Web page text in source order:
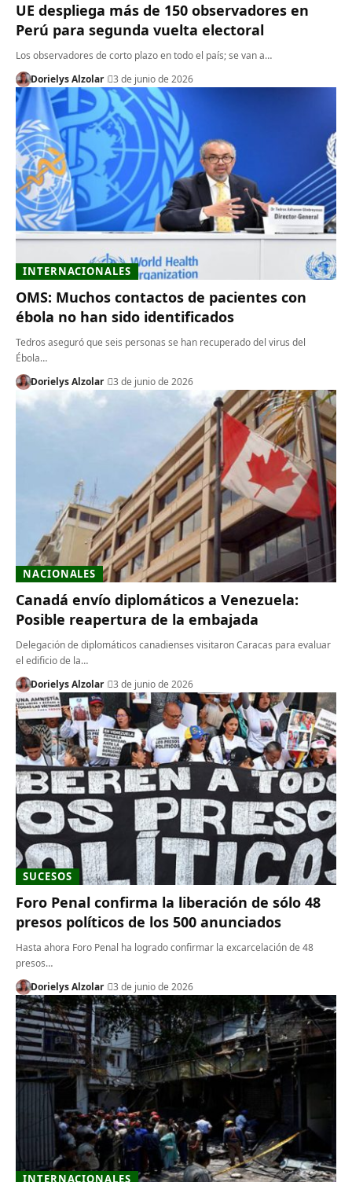
UE despliega más de 150 observadores en
Perú para segunda vuelta electoral
Los observadores de corto plazo en todo el país; se van a…
Dorielys Alzolar
3 de junio de 2026
INTERNACIONALES
OMS: Muchos contactos de pacientes con
ébola no han sido identificados
Tedros aseguró que seis personas se han recuperado del virus del
Ébola…
Dorielys Alzolar
3 de junio de 2026
NACIONALES
Canadá envío diplomáticos a Venezuela:
Posible reapertura de la embajada
Delegación de diplomáticos canadienses visitaron Caracas para evaluar
el edificio de la…
Dorielys Alzolar
3 de junio de 2026
SUCESOS
Foro Penal confirma la liberación de sólo 48
presos políticos de los 500 anunciados
Hasta ahora Foro Penal ha logrado confirmar la excarcelación de 48
presos…
Dorielys Alzolar
3 de junio de 2026
INTERNACIONALES